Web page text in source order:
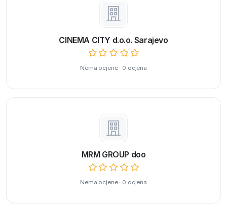
CINEMA CITY d.o.o. Sarajevo
Nema ocjene · 0 ocjena
MRM GROUP doo
Nema ocjene · 0 ocjena